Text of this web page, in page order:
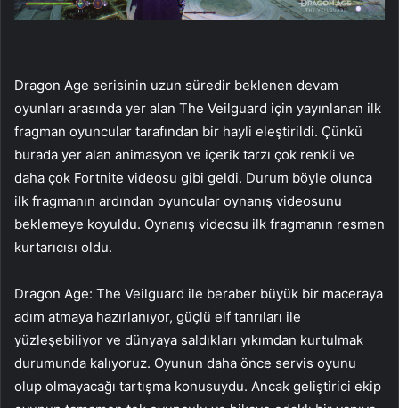
Dragon Age serisinin uzun süredir beklenen devam
oyunları arasında yer alan The Veilguard için yayınlanan ilk
fragman oyuncular tarafından bir hayli eleştirildi. Çünkü
burada yer alan animasyon ve içerik tarzı çok renkli ve
daha çok Fortnite videosu gibi geldi. Durum böyle olunca
ilk fragmanın ardından oyuncular oynanış videosunu
beklemeye koyuldu. Oynanış videosu ilk fragmanın resmen
kurtarıcısı oldu.
Dragon Age: The Veilguard ile beraber büyük bir maceraya
adım atmaya hazırlanıyor, güçlü elf tanrıları ile
yüzleşebiliyor ve dünyaya saldıkları yıkımdan kurtulmak
durumunda kalıyoruz. Oyunun daha önce servis oyunu
olup olmayacağı tartışma konusuydu. Ancak geliştirici ekip